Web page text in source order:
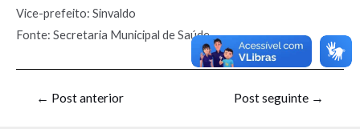
Vice-prefeito: Sinvaldo
Fonte: Secretaria Municipal de Saúde
← Post anterior Post seguinte →